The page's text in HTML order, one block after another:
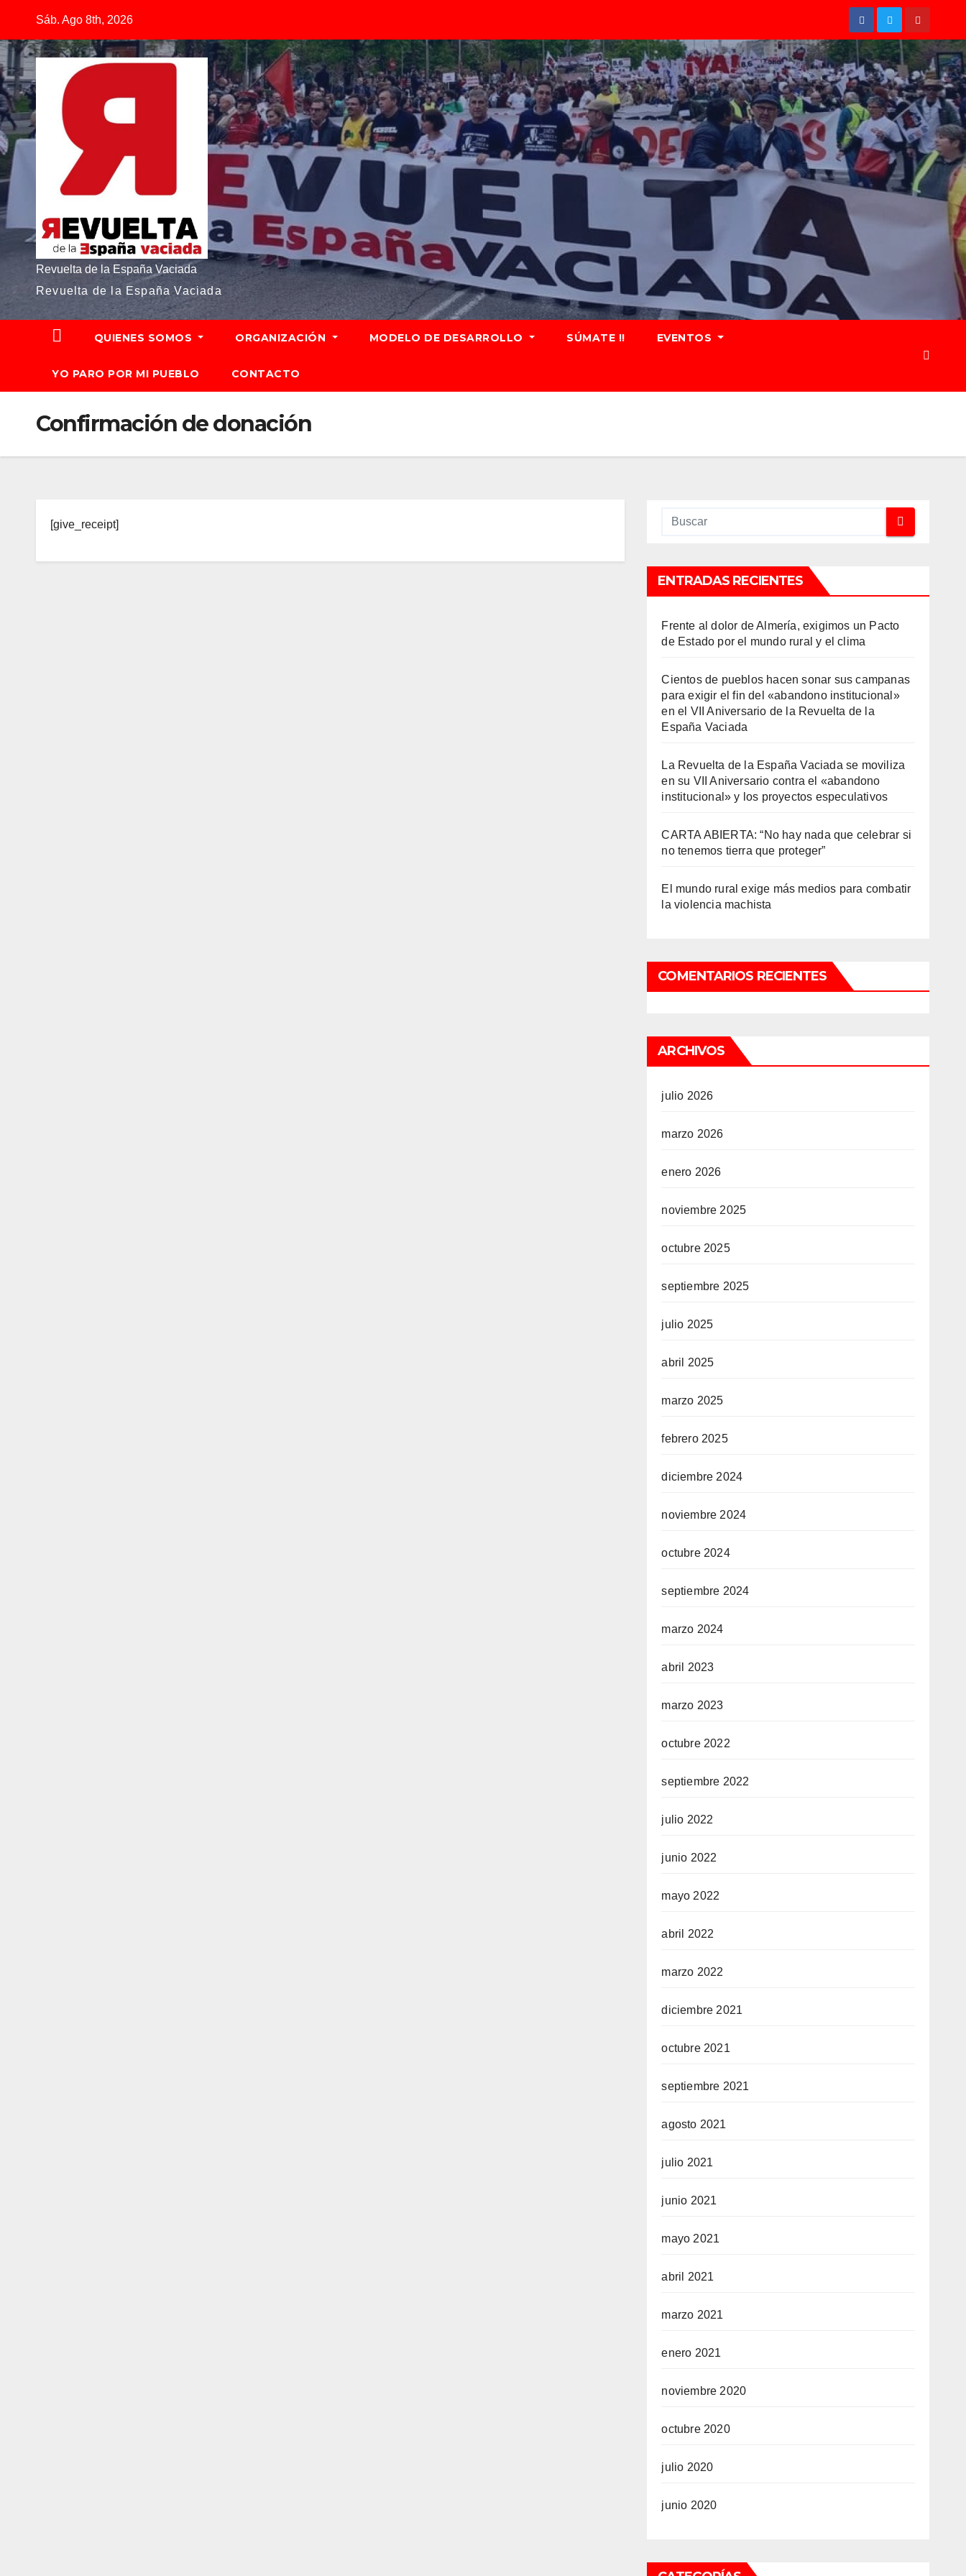
contenido
Sáb. Ago 8th, 2026
Revuelta de la España Vaciada
Revuelta de la España Vaciada
QUIENES SOMOS ORGANIZACIÓN MODELO DE DESARROLLO SÚMATE !! EVENTOS
YO PARO POR MI PUEBLO CONTACTO
Confirmación de donación
[give_receipt]
ENTRADAS RECIENTES
Frente al dolor de Almería, exigimos un Pacto
de Estado por el mundo rural y el clima
Cientos de pueblos hacen sonar sus campanas
para exigir el fin del «abandono institucional»
en el VII Aniversario de la Revuelta de la
España Vaciada
La Revuelta de la España Vaciada se moviliza
en su VII Aniversario contra el «abandono
institucional» y los proyectos especulativos
CARTA ABIERTA: “No hay nada que celebrar si
no tenemos tierra que proteger”
El mundo rural exige más medios para combatir
la violencia machista
COMENTARIOS RECIENTES
ARCHIVOS
julio 2026
marzo 2026
enero 2026
noviembre 2025
octubre 2025
septiembre 2025
julio 2025
abril 2025
marzo 2025
febrero 2025
diciembre 2024
noviembre 2024
octubre 2024
septiembre 2024
marzo 2024
abril 2023
marzo 2023
octubre 2022
septiembre 2022
julio 2022
junio 2022
mayo 2022
abril 2022
marzo 2022
diciembre 2021
octubre 2021
septiembre 2021
agosto 2021
julio 2021
junio 2021
mayo 2021
abril 2021
marzo 2021
enero 2021
noviembre 2020
octubre 2020
julio 2020
junio 2020